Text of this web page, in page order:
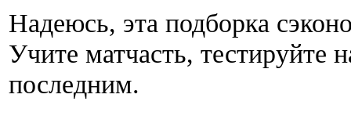
Надеюсь, эта подборка
Учите матчасть, тестируйте
последним.